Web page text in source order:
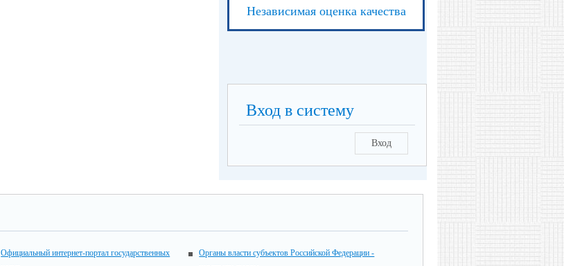
Независимая оценка качества
Вход в систему
Вход
Официальный интернет-портал государственных
Органы власти субъектов Российской Федерации -